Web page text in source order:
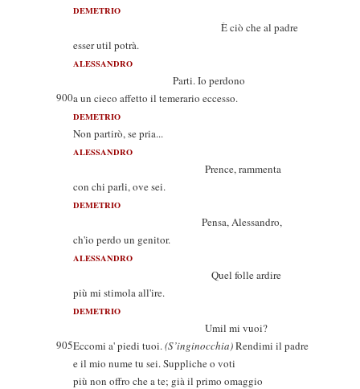
DEMETRIO
È ciò che al padre
esser util potrà.
ALESSANDRO
Parti. Io perdono
900a un cieco affetto il temerario eccesso.
DEMETRIO
Non partirò, se pria...
ALESSANDRO
Prence, rammenta
con chi parli, ove sei.
DEMETRIO
Pensa, Alessandro,
ch'io perdo un genitor.
ALESSANDRO
Quel folle ardire
più mi stimola all'ire.
DEMETRIO
Umil mi vuoi?
905Eccomi a' piedi tuoi.(S’inginocchia)Rendimi il padre
e il mio nume tu sei. Suppliche o voti
più non offro che a te; già il primo omaggio